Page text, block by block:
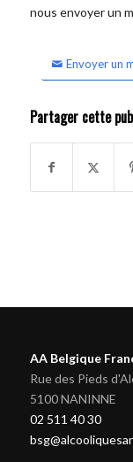
nous envoyer un
Envoyer un
Partager cette
AA Belgique
Rue des Pieds
5100 NANINNE
02 511 40 30